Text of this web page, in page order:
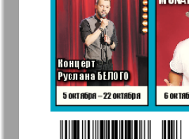
Наш Иерусалим
Наше Турбюро